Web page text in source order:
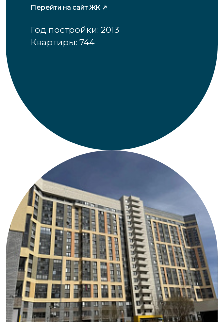
Перейти на сайт ЖК
Год постройки: 2013
Квартиры: 744